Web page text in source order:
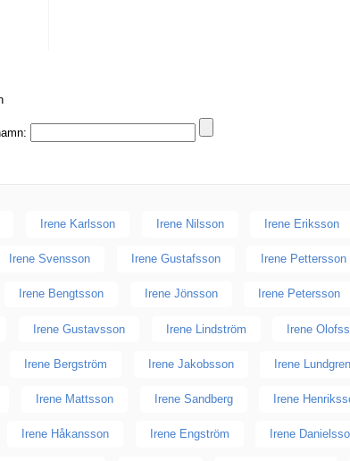
Irene Karlsson Irene Nilsson Irene Eriksson
Irene Svensson Irene Gustafsson Irene Pettersson
Irene Bengtsson Irene Jönsson Irene Petersson
Irene Gustavsson Irene Lindström Irene
Irene Bergström Irene Jakobsson Irene Lundgren
Irene Mattsson Irene Sandberg Irene
Irene Håkansson Irene Engström Irene